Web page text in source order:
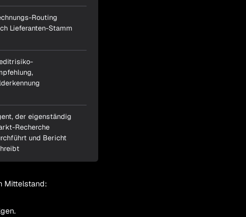
Routing
Lieferanten-Stamm
der eigenständig
Recherche
und Bericht
Mittelstand: